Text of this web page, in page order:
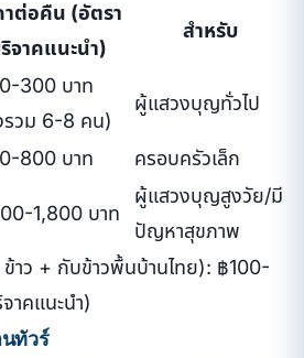
าต่อคืน (อัตรา
จาคแนะนำ)
สำหรับ
300 บาท
รวม 6-8 คน)
ผู้แสวงบุญทั่วไป
800 บาท
ครอบครัวเล็ก
1,800 บาท
ผู้แสวงบุญสูงวัย/มี
ปัญหาสุขภาพ
าว + กับข้าวพื้นบ้านไทย): ฿100-
าคแนะนำ)
ทัวร์